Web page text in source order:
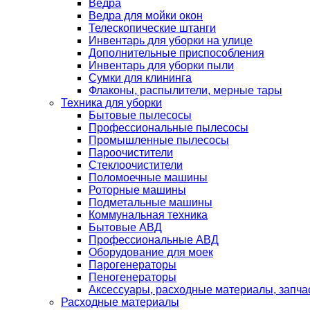
Ведра
Ведра для мойки окон
Телескопические штанги
Инвентарь для уборки на улице
Дополнительные приспособления
Инвентарь для уборки пыли
Сумки для клининга
Флаконы, распылители, мерные тары
Техника для уборки
Бытовые пылесосы
Профессиональные пылесосы
Промышленные пылесосы
Пароочистители
Стеклоочистители
Поломоечные машины
Роторные машины
Подметальные машины
Коммунальная техника
Бытовые АВД
Профессиональные АВД
Оборудование для моек
Парогенераторы
Пеногенераторы
Аксессуары, расходные материалы,
Расходные материалы